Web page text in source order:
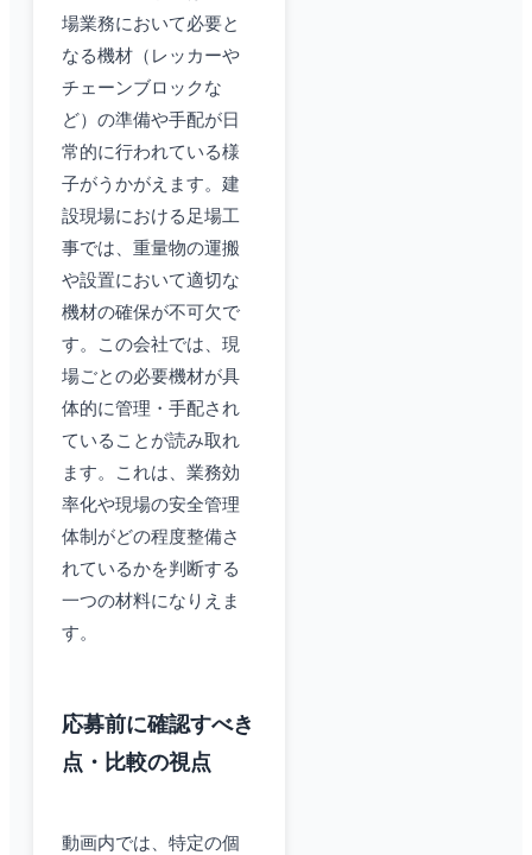
場業務において必要と
なる機材（レッカーや
チェーンブロックな
ど）の準備や手配が日
常的に行われている様
子がうかがえます。建
設現場における足場工
事では、重量物の運搬
や設置において適切な
機材の確保が不可欠で
す。この会社では、現
場ごとの必要機材が具
体的に管理・手配され
ていることが読み取れ
ます。これは、業務効
率化や現場の安全管理
体制がどの程度整備さ
れているかを判断する
一つの材料になりえま
す。
応募前に確認すべき
点・比較の視点
動画内では、特定の個